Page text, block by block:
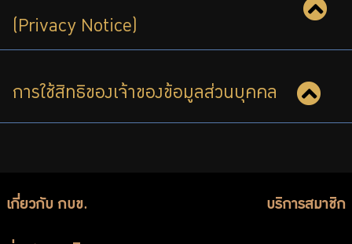
ไทย | Eng
(Privacy Notice)
การใช้สิทธิของเจ้าของข้อมูลส่วนบุคคล
เกี่ยวกับ กบข. บริการสมาชิก